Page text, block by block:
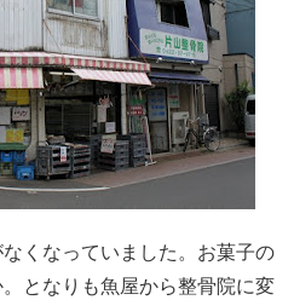
くなっていました。お菓子の
となりも魚屋から整骨院に変